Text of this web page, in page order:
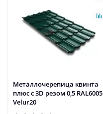
Металлочерепица квинта
плюс c 3D резом 0,5 RAL6005
Velur20